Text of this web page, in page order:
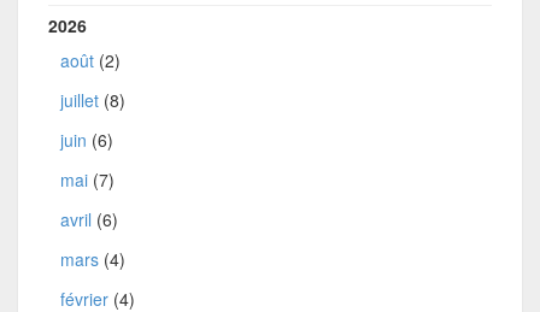
2026
août (2)
juillet (8)
juin (6)
mai (7)
avril (6)
mars (4)
février (4)